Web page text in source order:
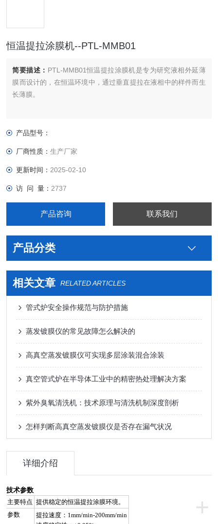
恒温提拉涂膜机--PTL-MMB01
简要描述： PTL-MMB01恒温提拉涂膜机是专为研究液相外延薄
膜而设计的，在恒温环境中，通过垂直提拉在液相中的样件而生
长薄膜。
产品型号：
厂商性质：生产厂家
更新时间： 2025-02-10
访 问 量： 2737
产品咨询 联系我们
产品分类
相关文章 RELATED ARTICLES
管式炉安全操作规范与防护措施
蒸发镀膜仪的常见故障怎么解决的
高真空蒸发镀膜仪可实现多层涂装混合涂装
真空管式炉在半导体工业中的精密热处理解决方案
紫外臭氧清洗机：技术原理与清洗机制深度剖析
怎样判断高真空蒸发镀膜仪是否存在漏气状况
详细介绍
技术参数
+
主要特点 提供稳定的恒温提拉涂膜环境。
参数
提拉速度： 1mm/min-200mm/min